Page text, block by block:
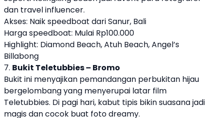
dan travel influencer.
Akses: Naik speedboat dari Sanur, Bali
Harga speedboat: Mulai Rp100.000
Highlight: Diamond Beach, Atuh Beach, Angel’s
Billabong
7. Bukit Teletubbies – Bromo
Bukit ini menyajikan pemandangan perbukitan hijau
bergelombang yang menyerupai latar film
Teletubbies. Di pagi hari, kabut tipis bikin suasana jadi
magis dan cocok buat foto dreamy.